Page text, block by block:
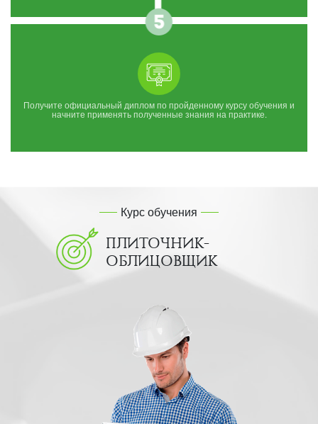
Получите официальный диплом по пройденному курсу обучения и
начните применять полученные знания на практике.
Курс обучения
ПЛИТОЧНИК-
ОБЛИЦОВЩИК